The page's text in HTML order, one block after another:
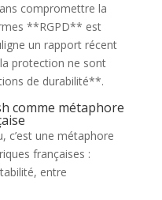
compromettre la
**RGPD** est
un rapport récent
protection ne sont
de durabilité**.
comme métaphore
c’est une métaphore
françaises :
entre